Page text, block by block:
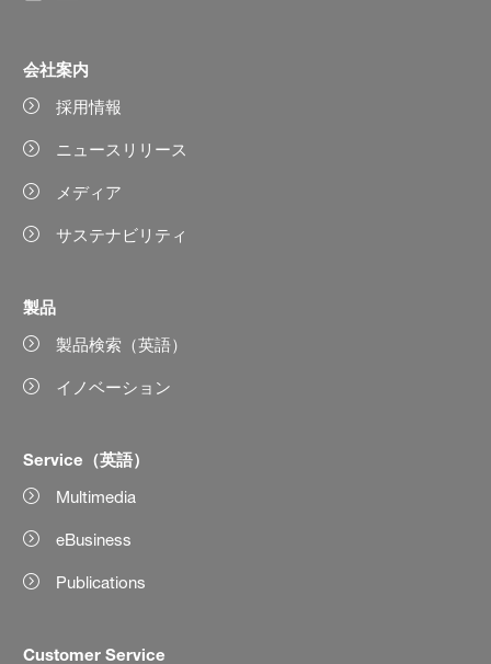
会社案内
採用情報
ニュースリリース
メディア
サステナビリティ
製品
製品検索（英語）
イノベーション
Service（英語）
Multimedia
eBusiness
Publications
Customer Service